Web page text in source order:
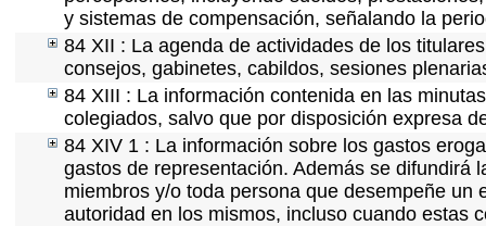
y sistemas de compensación, señalando la
84 XII : La agenda de actividades de los
consejos, gabinetes, cabildos, sesiones
84 XIII : La información contenida en las
colegiados, salvo que por disposición expresa
84 XIV 1 : La información sobre los gastos
gastos de representación. Además se difundirá
miembros y/o toda persona que desempeñe
autoridad en los mismos, incluso cuando estas